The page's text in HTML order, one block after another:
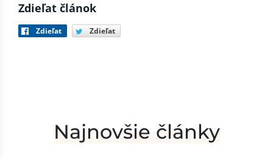
Zdieľat článok
Zdieľat Zdieľat
Najnovšie články